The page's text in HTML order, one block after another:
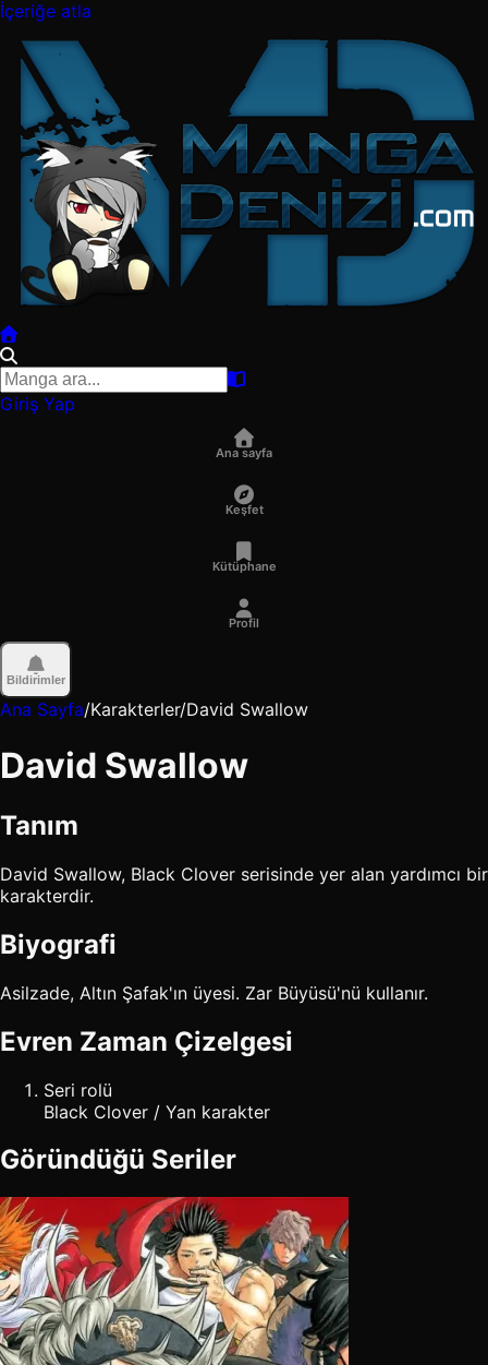
İçeriğe atla
Giriş Yap
Ana sayfa
Keşfet
Kütüphane
Profil
Bildirimler
Ana Sayfa/Karakterler/David Swallow
David Swallow
Tanım
David Swallow, Black Clover serisinde yer alan yardımcı bir
karakterdir.
Biyografi
Asilzade, Altın Şafak'ın üyesi. Zar Büyüsü'nü kullanır.
Evren Zaman Çizelgesi
Seri rolü
Black Clover / Yan karakter
Göründüğü Seriler